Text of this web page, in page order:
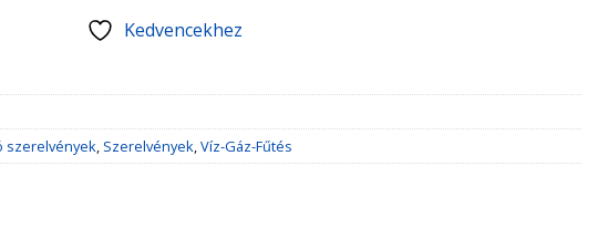
Kedvencekhez
szerelvények Szerelvények Víz-Gáz-Fűtés